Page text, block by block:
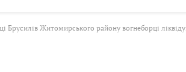
Брусилів Житомирського району вогнеборці